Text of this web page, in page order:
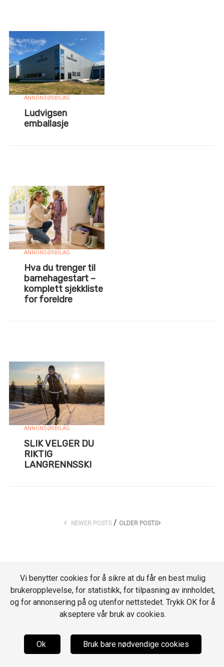
ANNONSØRBILAG
Ludvigsen
emballasje
ANNONSØRBILAG
Hva du trenger til
barnehagestart –
komplett sjekkliste
for foreldre
ANNONSØRBILAG
SLIK VELGER DU
RIKTIG
LANGRENNSSKI
NEWER POSTS / OLDER POSTS
Vi benytter cookies for å sikre at du får en best mulig
brukeropplevelse, for statistikk, for tilpasning av innholdet,
og for annonsering på og utenfor nettstedet. Trykk OK for å
akseptere vår bruk av cookies.
Ok Bruk bare nødvendige cookies